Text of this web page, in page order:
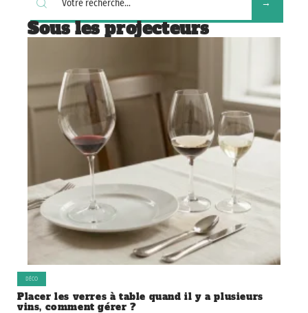
Sous les projecteurs
DÉCO
Placer les verres à table quand il y a plusieurs
vins, comment gérer ?